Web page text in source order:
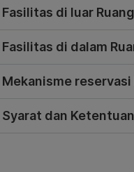
Fasilitas di luar
Fasilitas di dalam
Mekanisme reservasi
Syarat dan